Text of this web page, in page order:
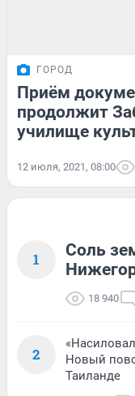
ГОРОД
Приём
продолжит
училище
12 июля, 2021, 08:00
1
Соль
18 940
2
Новый
Таиланде